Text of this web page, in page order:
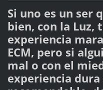
Si uno es un ser
bien, con la Luz,
experiencia
ECM, pero si
mal o con el
experiencia dura